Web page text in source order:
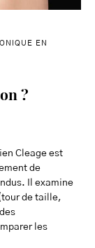
EN
?
Cleage est
de
Il examine
de taille,
les